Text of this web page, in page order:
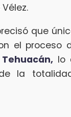
que
el proceso
Tehuacán, lo
la